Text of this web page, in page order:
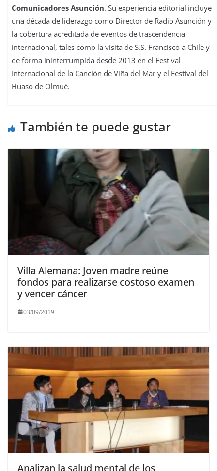
Comunicadores Asunción. Su experiencia editorial incluye
una década de liderazgo como Director de Radio Asunción y
la cobertura acreditada de eventos de trascendencia
internacional, tales como la visita de S.S. Francisco a Chile y
de forma ininterrumpida desde 2013 en el Festival
Internacional de la Canción de Viña del Mar y el Festival del
Huaso de Olmué.
También te puede gustar
Villa Alemana: Joven madre reúne
fondos para realizarse costoso examen
y vencer cáncer
03/09/2019
Analizan la salud mental de los